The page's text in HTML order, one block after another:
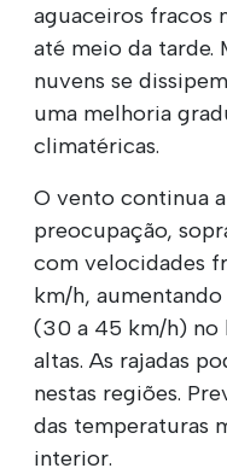
aguaceiros fracos
até meio da tarde.
nuvens se
uma melhoria
climatéricas.
O vento continua
preocupação,
com velocidades
km/h,
(30 a 45 km/h) no
altas. As rajadas
nestas regiões.
das temperaturas
interior.